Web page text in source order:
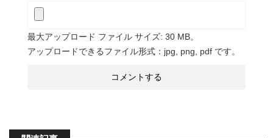
最大アップロード ファイル サイズ: 30 MB。
アップロードできるファイル形式：jpg, png, pdf です。